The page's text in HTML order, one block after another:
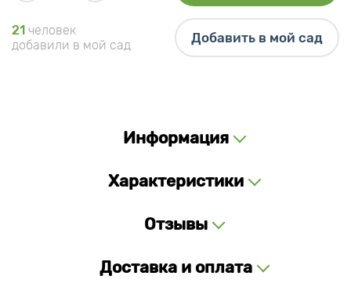
21 человек
добавили в мой сад
Добавить в мой сад
Информация
Характеристики
Отзывы
Доставка и оплата